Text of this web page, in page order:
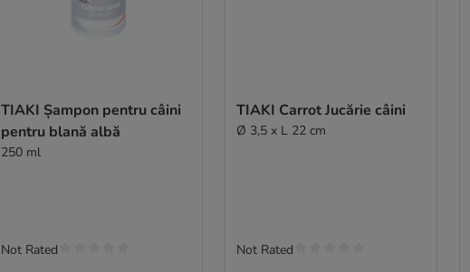
TIAKI Șampon pentru câini
pentru blană albă
250 ml
Not Rated
TIAKI Carrot Jucărie câini
Ø 3,5 x L 22 cm
Not Rated